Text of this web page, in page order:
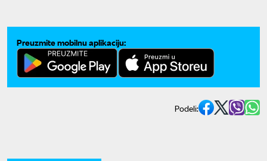
Preuzmite mobilnu aplikaciju:
Podeli: